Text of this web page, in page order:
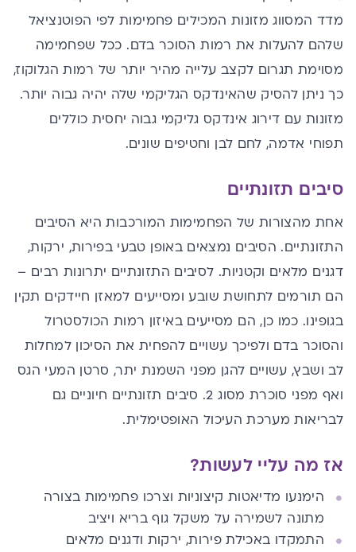
מדד המסווג מזונות המכילים פחמימות לפי הפוטנציאל
שלהם להעלות את רמות הסוכר בדם. ככל שפחמימה
מסוימת תגרום לקצב עלייה מהיר יותר של רמות הגלוקוז,
כך ניתן להסיק שהאינדקס הגליקמי שלה יהיה גבוה יותר.
מזונות עם דירוג אינדקס גליקמי גבוה יחסית כוללים
תפוחי אדמה, לחם לבן וחטיפים שונים.
סיבים תזונתיים
אחת מהצורות של הפחמימות המורכבות היא הסיבים
התזונתיים. הסיבים נמצאים באופן טבעי בפירות, ירקות,
דגנים מלאים וקטניות. לסיבים התזונתיים יתרונות רבים –
הם תורמים לתחושת שובע ומסייעים למאזן חיידקים תקין
בגופינו. כמו כן, הם מסייעים באיזון רמות הכולסטרול
והסוכר בדם ולפיכך עשויים להפחית את הסיכון למחלות
לב ושבץ, עשויים להגן מפני השמנת יתר, סרטן המעי הגס
ואף מפני סוכרת מסוג 2. סיבים תזונתיים חיוניים גם
לבריאות מערכת העיכול האופטימלית.
אז מה עליי לעשות?
הימנעו מדיאטות קיצוניות וצרכו פחמימות בצורה
מתונה לשמירה על משקל גוף בריא ויציב
התמקדו באכילת פירות, ירקות ודגנים מלאים